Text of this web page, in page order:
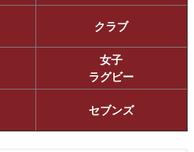
クラブ
女子
ラグビー
セブンズ